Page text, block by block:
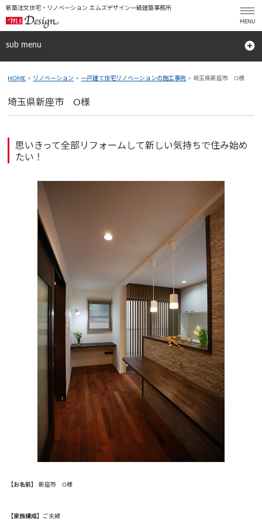
新築注文住宅・リノベーション エムズデザイン一級建築事務所
sub menu
HOME > リノベーション >一戸建て住宅リノベーションの施工事例 > 埼玉県新座市 O様
埼玉県新座市 O様
思いきって全部リフォームして新しい気持ちで住み始め
たい！
【お名前】 新座市 O様
【家族構成】 ご夫婦